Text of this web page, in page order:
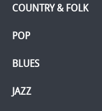
COUNTRY & FOLK
POP
BLUES
JAZZ